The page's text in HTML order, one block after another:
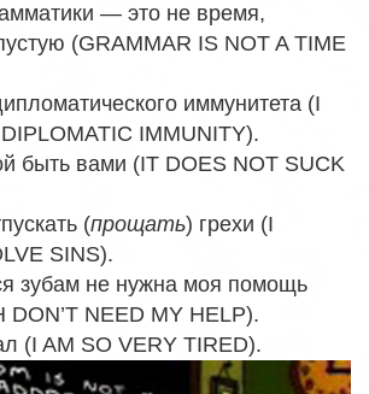
— это не время,
(GRAMMAR IS NOT A TIME
иммунитета (I
IMMUNITY).
быть вами (IT DOES NOT SUCK
(прощать) грехи (I
SINS).
зубам не нужна моя помощь
DON’T NEED MY HELP).
(I AM SO VERY TIRED).